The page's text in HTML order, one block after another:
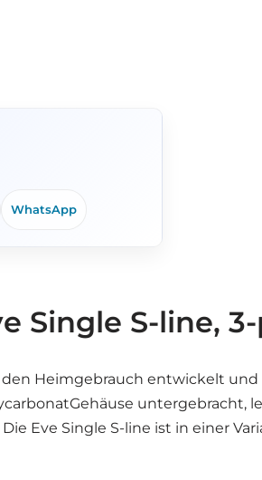
WhatsApp
Single S-line, 3-
den Heimgebrauch entwickelt
Eve Single S-line ist in einer